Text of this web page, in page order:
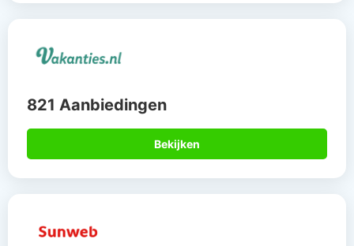
821 Aanbiedingen
Bekijken